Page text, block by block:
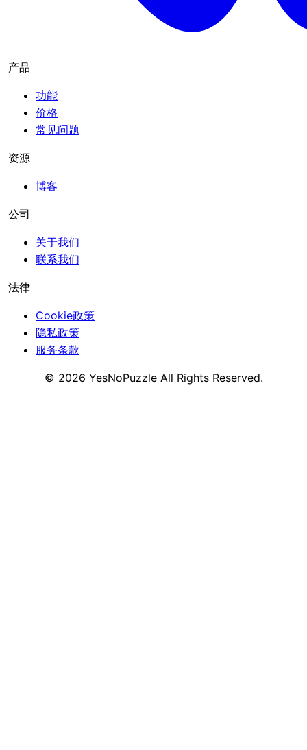
产品
功能
价格
常见问题
资源
博客
公司
关于我们
联系我们
法律
Cookie政策
隐私政策
服务条款
© 2026 YesNoPuzzleAll Rights Reserved.